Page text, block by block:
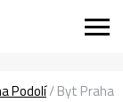
Podolí/Byt Praha